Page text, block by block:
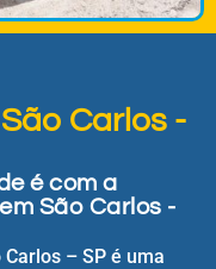
Carlos -
é com a
São Carlos -
– SP é uma